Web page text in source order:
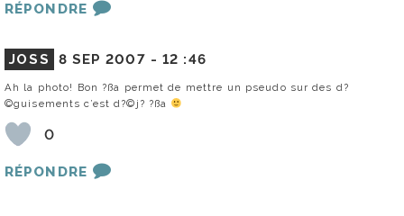
RÉPONDRE
JOSS 8 SEP 2007 -12 :46
Ah la photo! Bon ?ßa permet de mettre un pseudo sur des d?
©guisements c’est d?©j? ?ßa
0
RÉPONDRE